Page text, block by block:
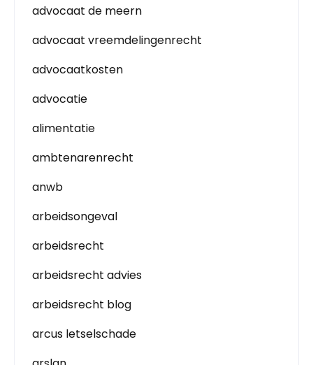
advocaat de meern
advocaat vreemdelingenrecht
advocaatkosten
advocatie
alimentatie
ambtenarenrecht
anwb
arbeidsongeval
arbeidsrecht
arbeidsrecht advies
arbeidsrecht blog
arcus letselschade